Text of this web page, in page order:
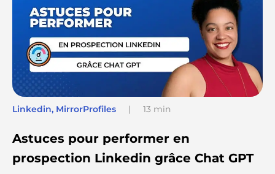
Linkedin, MirrorProfiles | 13 min
Astuces pour performer en
prospection Linkedin grâce Chat GPT